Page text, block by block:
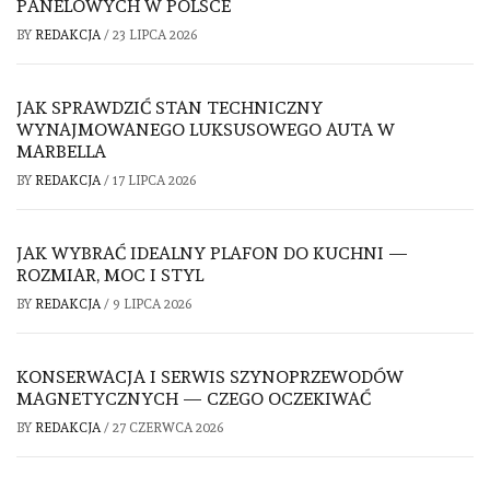
PANELOWYCH W POLSCE
BY REDAKCJA/ 23 LIPCA 2026
JAK SPRAWDZIĆ STAN TECHNICZNY
WYNAJMOWANEGO LUKSUSOWEGO AUTA W
MARBELLA
BY REDAKCJA/ 17 LIPCA 2026
JAK WYBRAĆ IDEALNY PLAFON DO KUCHNI —
ROZMIAR, MOC I STYL
BY REDAKCJA/ 9 LIPCA 2026
KONSERWACJA I SERWIS SZYNOPRZEWODÓW
MAGNETYCZNYCH — CZEGO OCZEKIWAĆ
BY REDAKCJA/ 27 CZERWCA 2026